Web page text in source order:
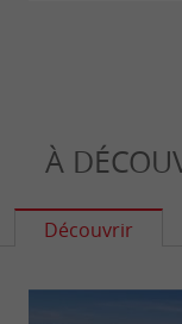
À
Découvrir